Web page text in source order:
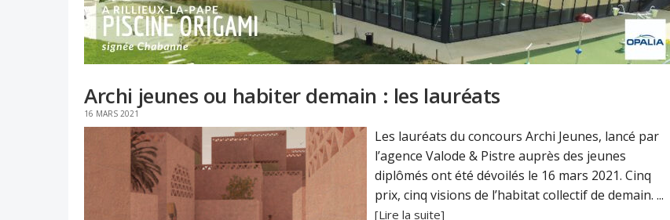
Archi jeunes ou habiter demain : les lauréats
16 MARS 2021
Les lauréats du concours Archi Jeunes, lancé par
l’agence Valode & Pistre auprès des jeunes
diplômés ont été dévoilés le 16 mars 2021. Cinq
prix, cinq visions de l’habitat collectif de demain. ...
[Lire la suite]